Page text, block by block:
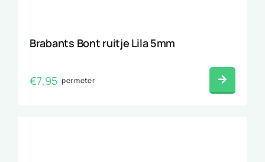
Brabants Bont ruitje Lila 5mm
€7,95 per meter